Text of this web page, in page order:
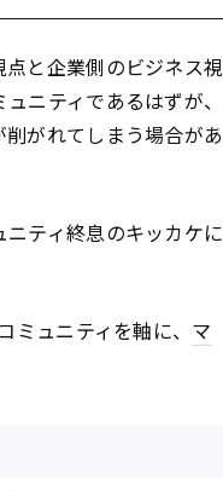
と企業側のビジネス視
ニティであるはずが、
がれてしまう場合があ
ティ終息のキッカケに
ミュニティを軸に、 マ